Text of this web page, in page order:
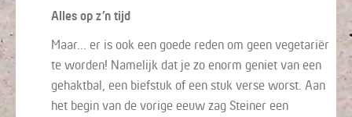
Alles op z’n tijd
Maar... er is ook een goede reden om geen vegetariër
te worden! Namelijk dat je zo enorm geniet van een
gehaktbal, een biefstuk of een stuk verse worst. Aan
het begin van de vorige eeuw zag Steiner een